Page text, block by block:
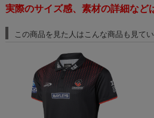
実際のサイズ感、素材の詳細など
この商品を見た人はこんな商品も見て